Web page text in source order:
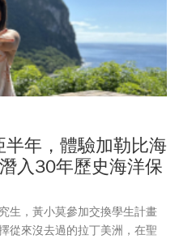
年，體驗加勒比海
入30年歷史海洋保
生，黃小莫參加交換學生計畫
從來沒去過的拉丁美洲，在聖